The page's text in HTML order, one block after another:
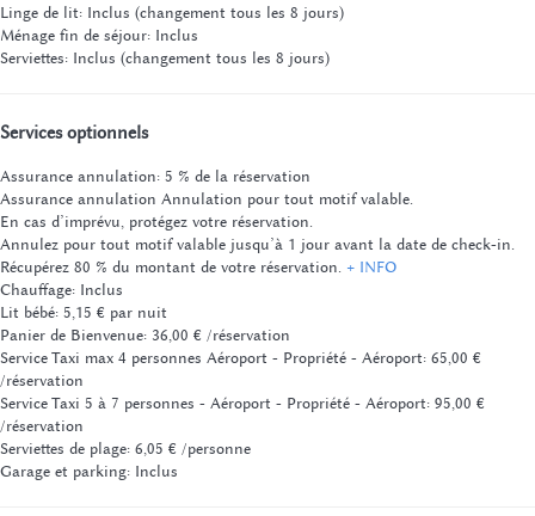
Linge de lit: Inclus (changement tous les 8 jours)
Ménage fin de séjour: Inclus
Serviettes: Inclus (changement tous les 8 jours)
Services optionnels
Assurance annulation: 5 % de la réservation
Assurance annulation Annulation pour tout motif valable.
En cas d’imprévu, protégez votre réservation.
Annulez pour tout motif valable jusqu’à 1 jour avant la date de check-in.
Récupérez 80 % du montant de votre réservation. + INFO
Chauffage: Inclus
Lit bébé: 5,15 € par nuit
Panier de Bienvenue: 36,00 € /réservation
Service Taxi max 4 personnes Aéroport - Propriété - Aéroport: 65,00 €
/réservation
Service Taxi 5 à 7 personnes - Aéroport - Propriété - Aéroport: 95,00 €
/réservation
Serviettes de plage: 6,05 € /personne
Garage et parking: Inclus